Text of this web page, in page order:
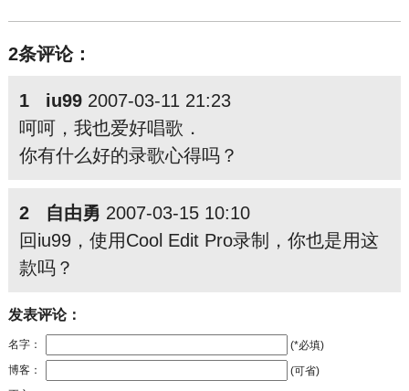
2条评论：
1 iu992007-03-11 21:23
呵呵，我也爱好唱歌．
你有什么好的录歌心得吗？
2 自由勇 2007-03-15 10:10
回iu99，使用Cool Edit Pro录制，你也是用这
款吗？
发表评论：
名字：
(*必填)
博客：
(可省)